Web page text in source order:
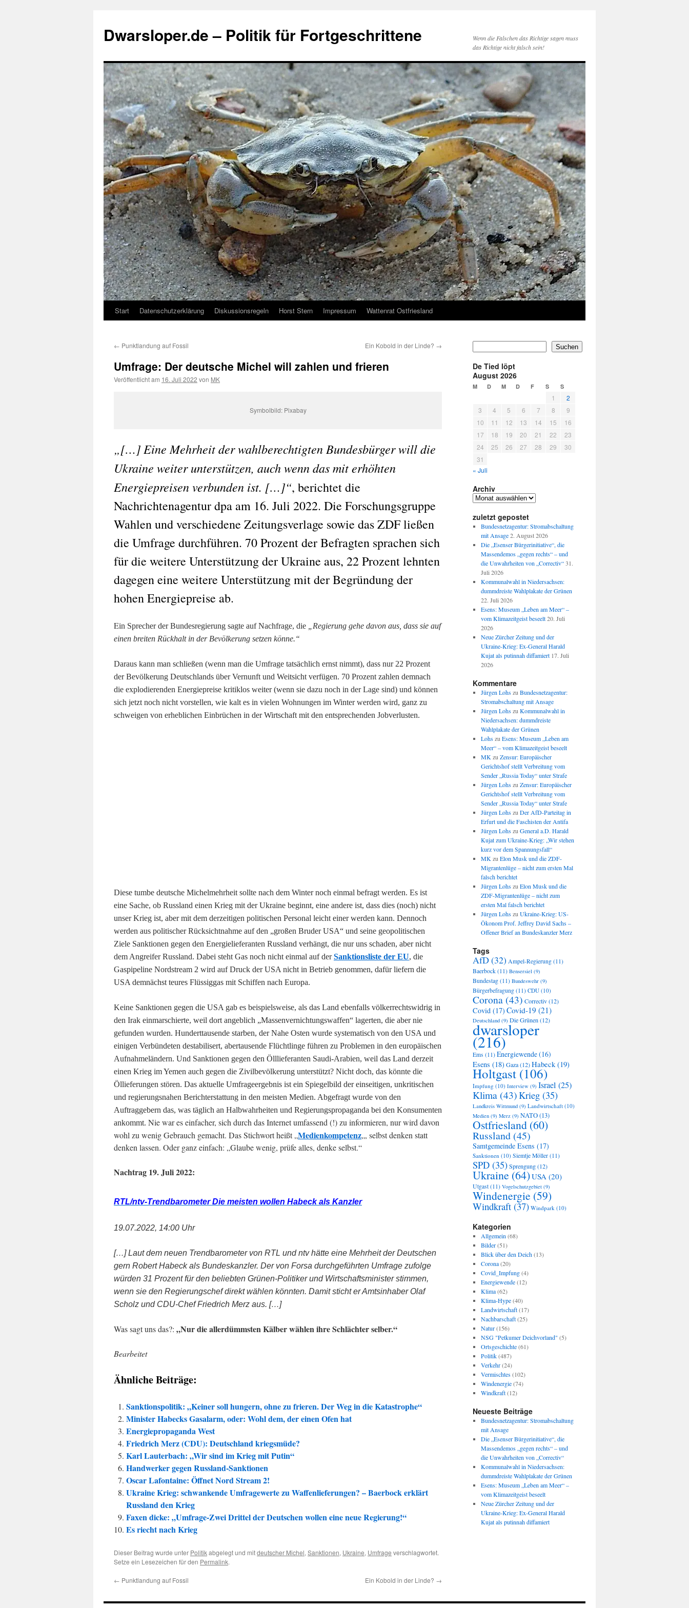
springen
Dwarsloper.de – Politik für Fortgeschrittene
Wenn die Falschen das Richtige sagen muss
das Richtige nicht falsch sein!
Start Datenschutzerklärung Diskussionsregeln Horst Stern Impressum Wattenrat Ostfriesland
← Punktlandung auf Fossil Ein Kobold in der Linde? →
Umfrage: Der deutsche Michel will zahlen und frieren
Veröffentlicht am 16. Juli 2022 von MK
Symbolbild: Pixabay
„[…] Eine Mehrheit der wahlberechtigten Bundesbürger will die
Ukraine weiter unterstützen, auch wenn das mit erhöhten
Energiepreisen verbunden ist. […]“, berichtet die
Nachrichtenagentur dpa am 16. Juli 2022. Die Forschungsgruppe
Wahlen und verschiedene Zeitungsverlage sowie das ZDF ließen
die Umfrage durchführen. 70 Prozent der Befragten sprachen sich
für die weitere Unterstützung der Ukraine aus, 22 Prozent lehnten
dagegen eine weitere Unterstützung mit der Begründung der
hohen Energiepreise ab.
Ein Sprecher der Bundesregierung sagte auf Nachfrage, die
„Regierung gehe davon aus, dass sie auf
einen breiten Rückhalt in der Bevölkerung setzen könne.“
Daraus kann man schließen (wenn man die Umfrage tatsächlich ernst nimmt), dass nur 22 Prozent
der Bevölkerung Deutschlands über Vernunft und Weitsicht verfügen. 70 Prozent zahlen demnach
die explodierenden Energiepreise kritiklos weiter (wenn sie dazu noch in der Lage sind) und können
sich jetzt noch nicht vorstellen, wie kalt es in vielen Wohnungen im Winter werden wird, ganz zu
schweigen von erheblichen Einbrüchen in der Wirtschaft mit den entsprechenden Jobverlusten.
Diese tumbe deutsche Michelmehrheit sollte nach dem Winter noch einmal befragt werden. Es ist
eine Sache, ob Russland einen Krieg mit der Ukraine beginnt, eine andere ist, dass dies (noch) nicht
unser Krieg ist, aber mit dem derzeitigen politischen Personal leicht einer werden kann. Dennoch
werden aus politischer Rücksichtnahme auf den „großen Bruder USA“ und seine geopolitischen
Ziele Sanktionen gegen den Energielieferanten Russland verhängt, die nur uns schaden, aber nicht
dem Angreifer Russland. Dabei steht Gas noch nicht einmal auf derSanktionsliste der EU, die
Gaspipeline Nordstream 2 wird auf Druck der USA nicht in Betrieb genommen, dafür liefern die
USA demnächst teures Flüssiggas mit Schiffen nach Europa.
Keine Sanktionen gegen die USA gab es beispielsweise, als das Land ebenfalls völkerrechtswidrig in
den Irak einmarschierte, weil dort angeblich „Massenvernichtungswaffen“ lagerten, die aber nie
gefunden wurden. Hunderttausende starben, der Nahe Osten wurde systematisch von den USA und
einigen Verbündeten destabilisert, abertausende Flüchtlinge führen zu Problemen in den europäischen
Aufnahmeländern. Und Sanktionen gegen den Ölllieferanten Saudi-Arabien, weil das Land derzeit
einen Krieg im Yemen auch gegen die Zivilbevölkerung unterstützt? Nicht doch, das könnte die
Öllieferungen stören. Das aktuelle Umfrageergebnis ist ein Spiegelbild der einseitigen, unkritischen
und regierungsnahen Berichterstattung in den meisten Medien. Abgefragt wurde von den
Auftraggebern das, was täglich an Halbwahrheiten und Regierungspropaganda bei den Konsumenten
ankommt. Nie war es einfacher, sich durch das Internet umfassend (!) zu informieren, nur wird davon
wohl zu wenig Gebrauch gemacht. Das Stichwort heißt „Medienkompetenz„, selbst denken statt
denken lassen. Oder ganz einfach: „Glaube wenig, prüfe alles, denke selbst.“
Nachtrag 19. Juli 2022:
RTL/ntv-Trendbarometer Die meisten wollen Habeck als Kanzler
19.07.2022, 14:00 Uhr
[…]Laut dem neuen Trendbarometer von RTL und ntv hätte eine Mehrheit der Deutschen
gern Robert Habeck als Bundeskanzler. Der von Forsa durchgeführten Umfrage zufolge
würden 31 Prozent für den beliebten Grünen-Politiker und Wirtschaftsminister stimmen,
wenn sie den Regierungschef direkt wählen könnten. Damit sticht er Amtsinhaber Olaf
Scholz und CDU-Chef Friedrich Merz aus. […]
Was sagt uns das?: „Nur die allerdümmsten Kälber wählen ihre Schlächter selber.“
Bearbeitet
Ähnliche Beiträge:
Sanktionspolitik: „Keiner soll hungern, ohne zu frieren. Der Weg in die Katastrophe“
Minister Habecks Gasalarm, oder: Wohl dem, der einen Ofen hat
Energiepropaganda West
Friedrich Merz (CDU): Deutschland kriegsmüde?
Karl Lauterbach: „Wir sind im Krieg mit Putin“
Handwerker gegen Russland-Sanktionen
Oscar Lafontaine: Öffnet Nord Stream 2!
Ukraine Krieg: schwankende Umfragewerte zu Waffenlieferungen? – Baerbock erklärt
Russland den Krieg
Faxen dicke: „Umfrage-Zwei Drittel der Deutschen wollen eine neue Regierung!“
Es riecht nach Krieg
Dieser Beitrag wurde unter Politikabgelegt und mitdeutscher Michel, Sanktionen, Ukraine, Umfrage verschlagwortet.
Setze ein Lesezeichen für den Permalink.
← Punktlandung auf Fossil Ein Kobold in der Linde? →
Suchen
De Tied löpt
August 2026
M D M D F S S
1
2
3
4 5 6 7 8
9
10
11 12 13 14 15
16
17
18 19 20 21 22
23
24
25 26 27 28 29
30
31
« Juli
Archiv
Archiv
zuletzt gepostet
Bundesnetzagentur: Stromabschaltung
mit Ansage 2. August 2026
Die „Esenser Bürgerinitiative“, die
Massendemos „gegen rechts“ – und
die Unwahrheiten von „Correctiv“ 31.
Juli 2026
Kommunalwahl in Niedersachsen:
dummdreiste Wahlplakate der Grünen
22. Juli 2026
Esens: Museum „Leben am Meer“ –
vom Klimazeitgeist beseelt 20. Juli
2026
Neue Zürcher Zeitung und der
Ukraine-Krieg: Ex-General Harald
Kujat als putinnah diffamiert 17. Juli
2026
Kommentare
Jürgen Lohszu Bundesnetzagentur:
Stromabschaltung mit Ansage
Jürgen Lohszu Kommunalwahl in
Niedersachsen: dummdreiste
Wahlplakate der Grünen
Lohszu Esens: Museum „Leben am
Meer“ – vom Klimazeitgeist beseelt
MK zu Zensur: Europäischer
Gerichtshof stellt Verbreitung vom
Sender „Russia Today“ unter Strafe
Jürgen Lohszu Zensur: Europäischer
Gerichtshof stellt Verbreitung vom
Sender „Russia Today“ unter Strafe
Jürgen Lohszu Der AfD-Parteitag in
Erfurt und die Faschisten der Antifa
Jürgen Lohszu General a.D. Harald
Kujat zum Ukraine-Krieg: „Wir stehen
kurz vor dem Spannungsfall“
MK zu Elon Musk und die ZDF-
Migrantenlüge – nicht zum ersten Mal
falsch berichtet
Jürgen Lohszu Elon Musk und die
ZDF-Migrantenlüge – nicht zum
ersten Mal falsch berichtet
Jürgen Lohszu Ukraine-Krieg: US-
Ökonom Prof. Jeffrey David Sachs –
Offener Brief an Bundeskanzler Merz
Tags
AfD(32) Ampel-Regierung (11)
Baerbock (11) Bensersiel (9)
Bundestag (11) Bundeswehr (9)
Bürgerbefragung (11) CDU (10)
Corona (43) Correctiv(12)
Covid (17) Covid-19 (21)
Deutschland (9) Die Grünen(12)
dwarsloper
(216)
Ems (11) Energiewende(16)
Esens (18)Gaza(12)Habeck(19)
Holtgast (106)
Impfung (10) Interview (9) Israel (25)
Klima (43)Krieg (35)
Landkreis Wittmund (9) Landwirtschaft (10)
Medien (9) Merz (9) NATO(13)
Ostfriesland (60)
Russland (45)
Samtgemeinde Esens (17)
Sanktionen (10) Siemtje Möller (11)
SPD (35)Sprengung(12)
Ukraine (64)USA (20)
Utgast (11) Vogelschutzgebiet (9)
Windenergie (59)
Windkraft (37) Windpark (10)
Kategorien
Allgemein (68)
Bilder(51)
Blick über den Deich(13)
Corona(20)
Covid_Impfung(4)
Energiewende(12)
Klima(62)
Klima-Hype(40)
Landwirtschaft(17)
Nachbarschaft(25)
Natur(156)
NSG "Petkumer Deichvorland" (5)
Ortsgeschichte(61)
Politik(487)
Verkehr(24)
Vermischtes(102)
Windenergie(74)
Windkraft(12)
Neueste Beiträge
Bundesnetzagentur: Stromabschaltung
mit Ansage
Die „Esenser Bürgerinitiative“, die
Massendemos „gegen rechts“ – und
die Unwahrheiten von „Correctiv“
Kommunalwahl in Niedersachsen:
dummdreiste Wahlplakate der Grünen
Esens: Museum „Leben am Meer“ –
vom Klimazeitgeist beseelt
Neue Zürcher Zeitung und der
Ukraine-Krieg: Ex-General Harald
Kujat als putinnah diffamiert